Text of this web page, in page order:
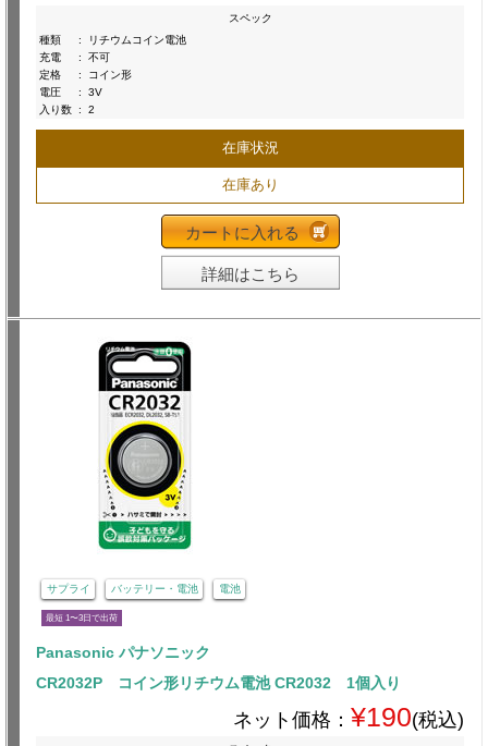
スペック
種類
:
リチウムコイン電池
充電
:
不可
定格
:
コイン形
電圧
:
3V
入り数 : 2
在庫状況
在庫あり
カートに入れる
詳細はこちら
サプライ バッテリー・電池 電池
最短 1〜3日で出荷
Panasonic パナソニック
CR2032P コイン形リチウム電池 CR2032 1個入り
ネット価格： ¥190(税込)